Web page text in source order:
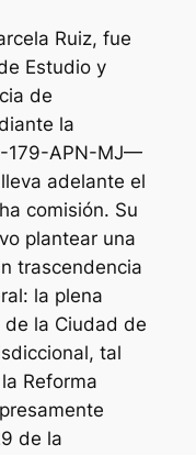
Ruiz, fue
Estudio y
de
la
179-APN-MJ—
adelante el
comisión. Su
plantear una
trascendencia
la plena
la Ciudad de
tal
Reforma
de la